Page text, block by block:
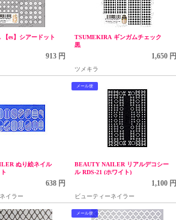
es】シアードット
913 円
TSUMEKIRA ギンガムチェック
黒
1,650 円
ツメキラ
ぬり絵ネイル
638 円
イラー
メール便
BEAUTY NAILER リアルデコシー
ル RDS-21 (ホワイト)
1,100 円
ビューティーネイラー
メール便